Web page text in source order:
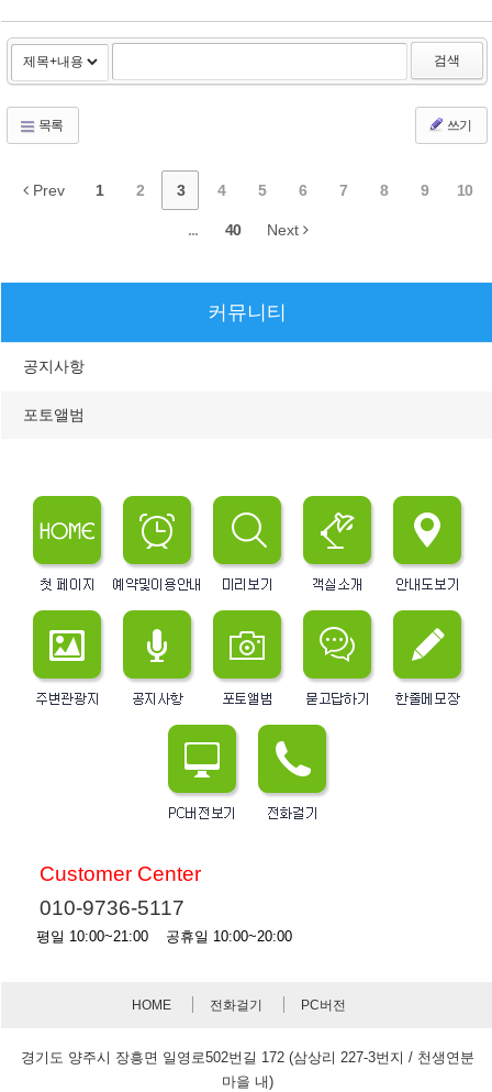
검색
목록 쓰기
Prev 1 2 3 4 5 6 7 8 9 10
... 40 Next
커뮤니티
공지사항
포토앨범
Customer Center
010-9736-5117
평일 10:00~21:00 공휴일 10:00~20:00
HOME 전화걸기 PC버전
경기도 양주시 장흥면 일영로502번길 172 (삼상리 227-3번지 / 천생연분
마을 내)